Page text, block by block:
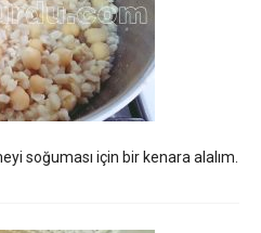
soğuması için bir kenara alalım.